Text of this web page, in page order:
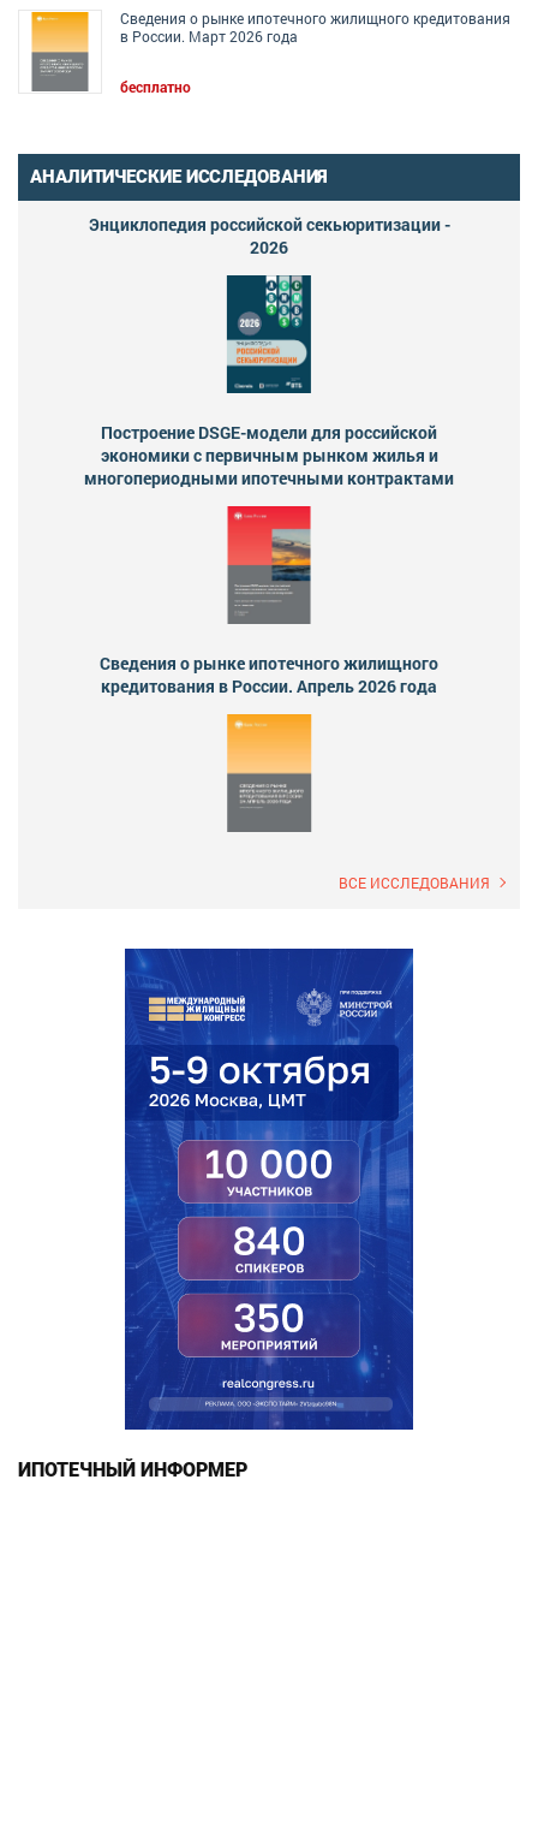
Сведения о рынке ипотечного жилищного кредитования
в России. Март 2026 года
бесплатно
АНАЛИТИЧЕСКИЕ ИССЛЕДОВАНИЯ
Энциклопедия российской секьюритизации -
2026
Построение DSGE-модели для российской
экономики с первичным рынком жилья и
многопериодными ипотечными контрактами
Сведения о рынке ипотечного жилищного
кредитования в России. Апрель 2026 года
ВСЕ ИССЛЕДОВАНИЯ
ИПОТЕЧНЫЙ ИНФОРМЕР